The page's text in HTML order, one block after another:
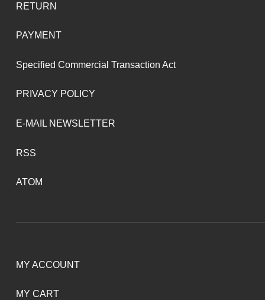
RETURN
PAYMENT
Specified Commercial Transaction Act
PRIVACY POLICY
E-MAIL NEWSLETTER
RSS
ATOM
MY ACCOUNT
MY CART